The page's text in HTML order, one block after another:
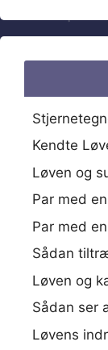
Kendte
Løven og
Par med
Par med
Sådan
Løven og
Sådan ser
Løvens